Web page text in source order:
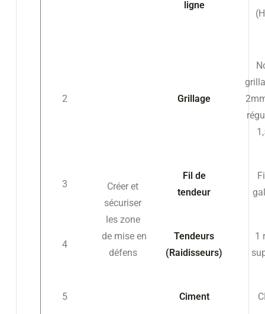
Créer et
sécuriser
les zone
de mise en
défens
ligne
2 Grillage
3
Fil de
tendeur
4
Tendeurs
(Raidisseurs)
1
5 Ciment